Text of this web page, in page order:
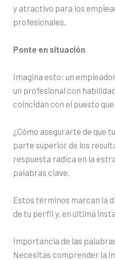
y atractivo para los
profesionales.
Ponte en situación
Imagina esto: un
un profesional con
coincidan con el puesto
¿Cómo asegurarte de que
parte superior de los
respuesta radica en la
palabras clave.
Estos términos marcan la
de tu perfil y, en última
Importancia de las
Necesitas comprender la